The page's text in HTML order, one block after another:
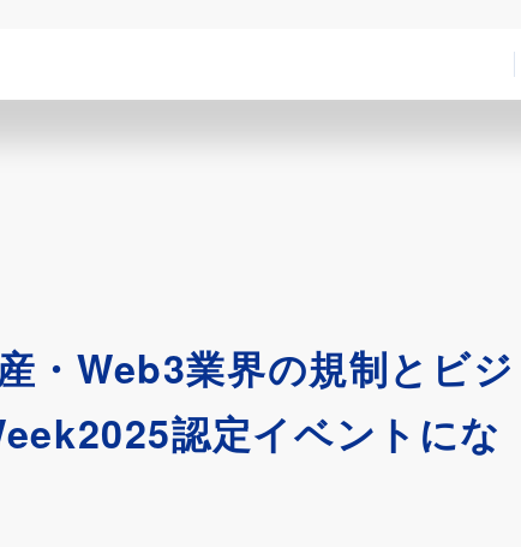
・Web3業界の規制とビジ
認定イベントにな